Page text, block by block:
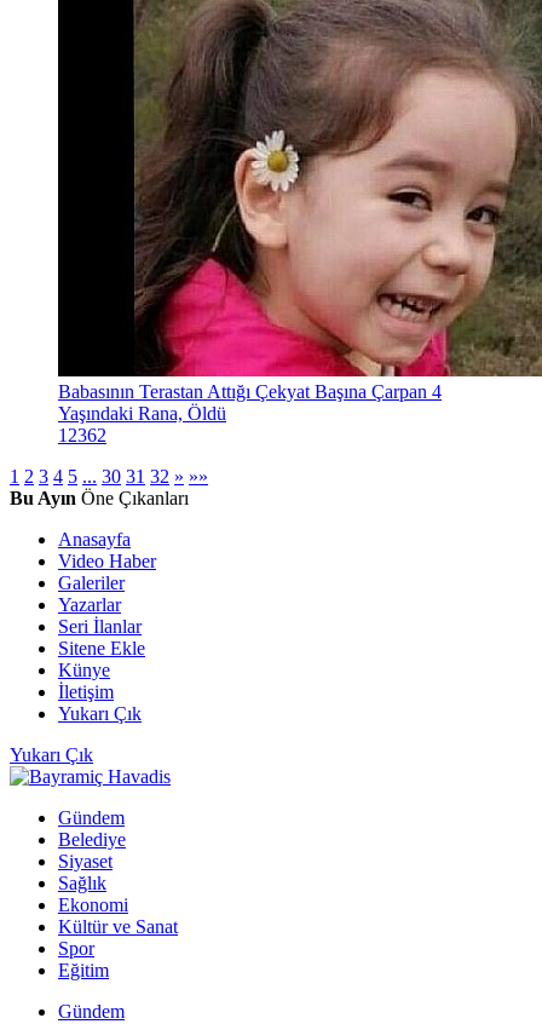
Babasının Terastan Attığı Çekyat Başına Çarpan 4
Yaşındaki Rana, Öldü
12362
1 2 3 4 5 ... 30 31 32 » »»
Bu Ayın Öne Çıkanları
Anasayfa
Video Haber
Galeriler
Yazarlar
Seri İlanlar
Sitene Ekle
Künye
İletişim
Yukarı Çık
Yukarı Çık
Gündem
Belediye
Siyaset
Sağlık
Ekonomi
Kültür ve Sanat
Spor
Eğitim
Gündem